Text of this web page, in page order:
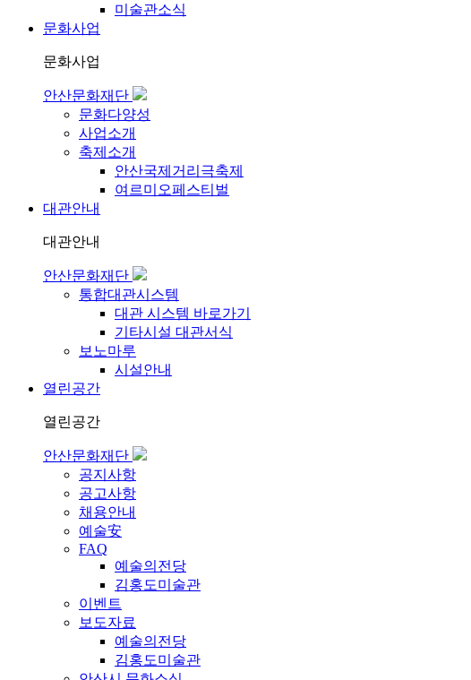
미술관소식
문화사업
문화사업
안산문화재단
문화다양성
사업소개
축제소개
안산국제거리극축제
여르미오페스티벌
대관안내
대관안내
안산문화재단
통합대관시스템
대관 시스템 바로가기
기타시설 대관서식
보노마루
시설안내
열린공간
열린공간
안산문화재단
공지사항
공고사항
채용안내
예술安
FAQ
예술의전당
김홍도미술관
이벤트
보도자료
예술의전당
김홍도미술관